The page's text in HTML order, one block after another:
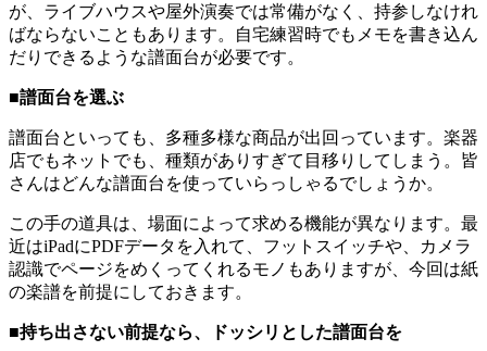
が、ライブハウスや屋外演奏では常備がなく、持参しなけれ
ばならないこともあります。自宅練習時でもメモを書き込ん
だりできるような譜面台が必要です。
■譜面台を選ぶ
譜面台といっても、多種多様な商品が出回っています。楽器
店でもネットでも、種類がありすぎて目移りしてしまう。皆
さんはどんな譜面台を使っていらっしゃるでしょうか。
この手の道具は、場面によって求める機能が異なります。最
近はiPadにPDFデータを入れて、フットスイッチや、カメラ
認識でページをめくってくれるモノもありますが、今回は紙
の楽譜を前提にしておきます。
■持ち出さない前提なら、ドッシリとした譜面台を